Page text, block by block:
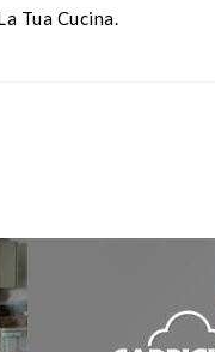
Tua Cucina.